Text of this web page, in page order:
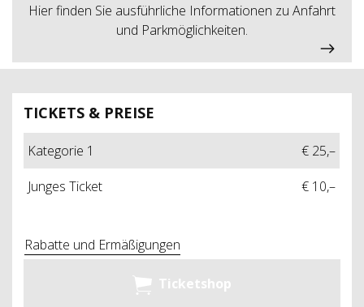
TICKETS & PREISE
Kategorie 1
€ 25,–
Junges Ticket
€ 10,–
Rabatte und Ermäßigungen
Ticketshop
Hier finden Sie ausführliche Informationen zu Anfahrt
und Parkmöglichkeiten.